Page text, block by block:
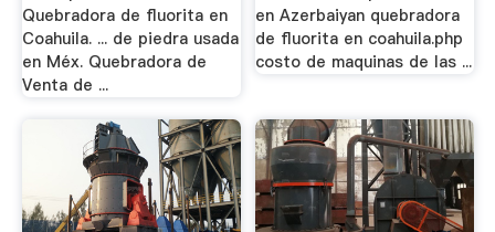
Quebradora de fluorita en
Coahuila. ... de piedra usada
en Méx. Quebradora de
Venta de ...
en Azerbaiyan quebradora
de fluorita en coahuila.php
costo de maquinas de las ...